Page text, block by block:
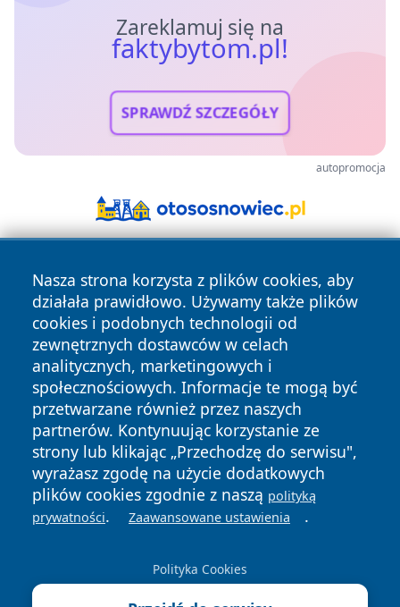
Zareklamuj się na
faktybytom.pl!
SPRAWDŹ SZCZEGÓŁY
autopromocja
Nasza strona korzysta z plików cookies, aby
działała prawidłowo. Używamy także plików
cookies i podobnych technologii od
zewnętrznych dostawców w celach
analitycznych, marketingowych i
społecznościowych. Informacje te mogą być
przetwarzane również przez naszych
partnerów. Kontynuując korzystanie ze
strony lub klikając „Przechodzę do serwisu",
wyrażasz zgodę na użycie dodatkowych
plików cookies zgodnie z naszą polityką
prywatności. Zaawansowane ustawienia .
Polityka Cookies
Copyright © 2026 faktybytom.pl Wszystkie prawa zastrzeżone.
News Autorzy
Polityka
Prywatności
Polityka
Cookies